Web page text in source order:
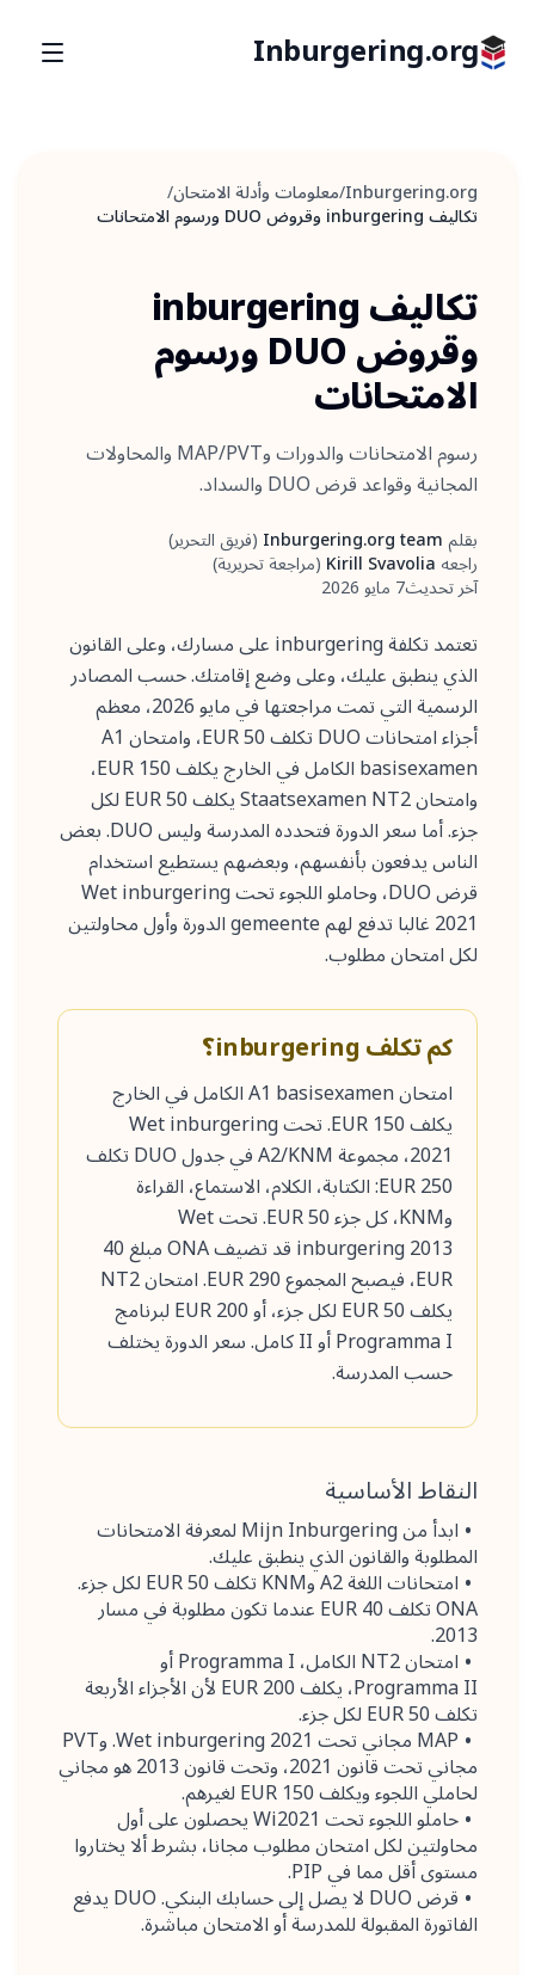
Inburgering.org
Inburgering.org
/معلومات وأدلة الامتحان/
تكاليف inburgering وقروض DUO ورسوم الامتحانات
تكاليف inburgering
وقروض DUO ورسوم
الامتحانات
رسوم الامتحانات والدورات وMAP/PVT والمحاولات
المجانية وقواعد قرض DUO والسداد.
الكاتب
بقلمInburgering.org team
(فريق التحرير)
المراجع
راجعه Kirill Svavolia
(مراجعة تحريرية)
آخر تحديث7 مايو 2026
تعتمد تكلفة inburgering على مسارك، وعلى القانون
الذي ينطبق عليك، وعلى وضع إقامتك. حسب المصادر
الرسمية التي تمت مراجعتها في مايو 2026، معظم
أجزاء امتحانات DUO تكلف 50 EUR، وامتحان A1
basisexamen الكامل في الخارج يكلف 150 EUR،
وامتحان Staatsexamen NT2 يكلف 50 EUR لكل
جزء. أما سعر الدورة فتحدده المدرسة وليس DUO. بعض
الناس يدفعون بأنفسهم، وبعضهم يستطيع استخدام
قرض DUO، وحاملو اللجوء تحت Wet inburgering
2021 غالبا تدفع لهم gemeente الدورة وأول محاولتين
لكل امتحان مطلوب.
كم تكلف inburgering؟
امتحان A1 basisexamen الكامل في الخارج
يكلف 150 EUR. تحت Wet inburgering
2021، مجموعة A2/KNM في جدول DUO تكلف
250 EUR: الكتابة، الكلام، الاستماع، القراءة
وKNM، كل جزء 50 EUR. تحت Wet
inburgering 2013 قد تضيف ONA مبلغ 40
EUR، فيصبح المجموع 290 EUR. امتحان NT2
يكلف 50 EUR لكل جزء، أو 200 EUR لبرنامج
Programma I أو II كامل. سعر الدورة يختلف
حسب المدرسة.
النقاط الأساسية
ابدأ من Mijn Inburgering لمعرفة الامتحانات
المطلوبة والقانون الذي ينطبق عليك.
امتحانات اللغة A2 وKNM تكلف 50 EUR لكل جزء.
ONA تكلف 40 EUR عندما تكون مطلوبة في مسار
2013.
امتحان NT2 الكامل، Programma I أو
Programma II، يكلف 200 EUR لأن الأجزاء الأربعة
تكلف 50 EUR لكل جزء.
MAP مجاني تحت Wet inburgering 2021. وPVT
مجاني تحت قانون 2021، وتحت قانون 2013 هو مجاني
لحاملي اللجوء ويكلف 150 EUR لغيرهم.
حاملو اللجوء تحت Wi2021 يحصلون على أول
محاولتين لكل امتحان مطلوب مجانا، بشرط ألا يختاروا
مستوى أقل مما في PIP.
قرض DUO لا يصل إلى حسابك البنكي. DUO يدفع
الفاتورة المقبولة للمدرسة أو الامتحان مباشرة.